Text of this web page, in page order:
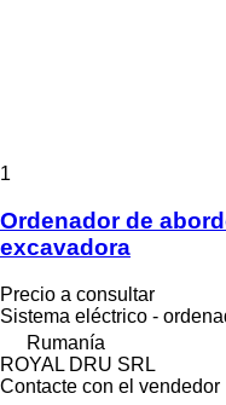
1
Ordenador de
excavadora
Precio a consultar
Sistema eléctrico -
Rumanía
ROYAL DRU SRL
Contacte con el vendedor